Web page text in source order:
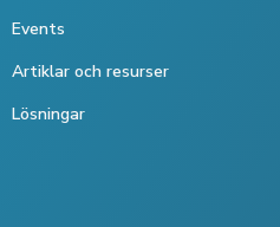
Events
Artiklar och resurser
Lösningar